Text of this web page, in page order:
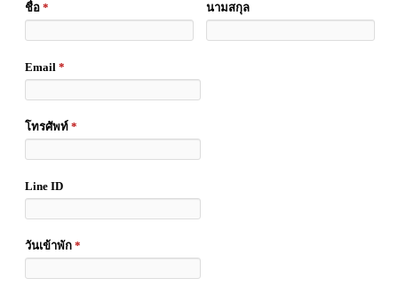
ชื่อ * นามสกุล
Email *
โทรศัพท์ *
Line ID
วันเข้าพัก *